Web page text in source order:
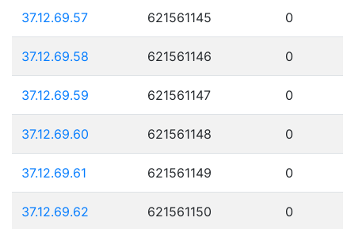
37.12.69.57 621561145 0
37.12.69.58 621561146 0
37.12.69.59 621561147 0
37.12.69.60 621561148 0
37.12.69.61 621561149 0
37.12.69.62 621561150 0